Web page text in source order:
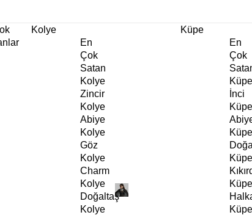
Kolye
En
Çok
Satan
Kolye
Zincir
Kolye
Abiye
Kolye
Göz
Kolye
Charm
Kolye
Doğaltaş
Kolye
Küpe
En
Çok
Küpe
İnci
Küpe
Küpe
Küpe
Küpe
Küpe